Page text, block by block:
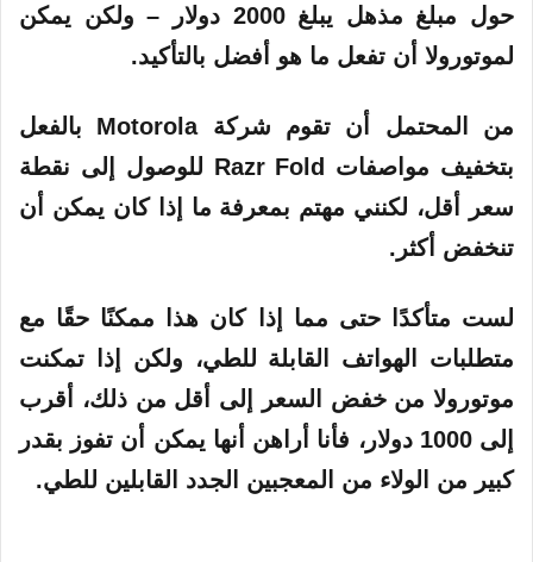
حول مبلغ مذهل يبلغ 2000 دولار – ولكن يمكن
لموتورولا أن تفعل ما هو أفضل بالتأكيد.
من المحتمل أن تقوم شركة Motorola بالفعل
بتخفيف مواصفات Razr Fold للوصول إلى نقطة
سعر أقل، لكنني مهتم بمعرفة ما إذا كان يمكن أن
تنخفض أكثر.
لست متأكدًا حتى مما إذا كان هذا ممكنًا حقًا مع
متطلبات الهواتف القابلة للطي، ولكن إذا تمكنت
موتورولا من خفض السعر إلى أقل من ذلك، أقرب
إلى 1000 دولار، فأنا أراهن أنها يمكن أن تفوز بقدر
كبير من الولاء من المعجبين الجدد القابلين للطي.